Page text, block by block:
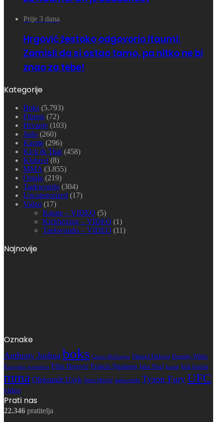
Prije 3 dana
Hrgović žestoko odgovorio Itaumi:
Zamisli da si ostao tamo, pa nitko ne bi
znao za tebe!
Kategorije
Boks (5.793)
Fitness (72)
Hrvanje (103)
Judo (260)
Karate (296)
Kick & Thai (458)
Klubovi (8)
MMA (3.855)
Ostalo (219)
Taekwondo (304)
Uncategorized (17)
Video (17)
Karate – VIDEO (5)
Kickboxing – VIDEO (1)
Taekwondo – VIDEO (11)
Najnovije
Oznake
Anthony Joshua boks Conor McGregor Daniel Dubois Deontay Wilder
Europsko prvenstvo Filip Hrgović Francis Ngannou Jake Paul karate kick boxing
mma Oleksandr Usyk Stipe Miočić taekwondo Tyson FuryUFC
video
Prati nas
22.346 pratitelja